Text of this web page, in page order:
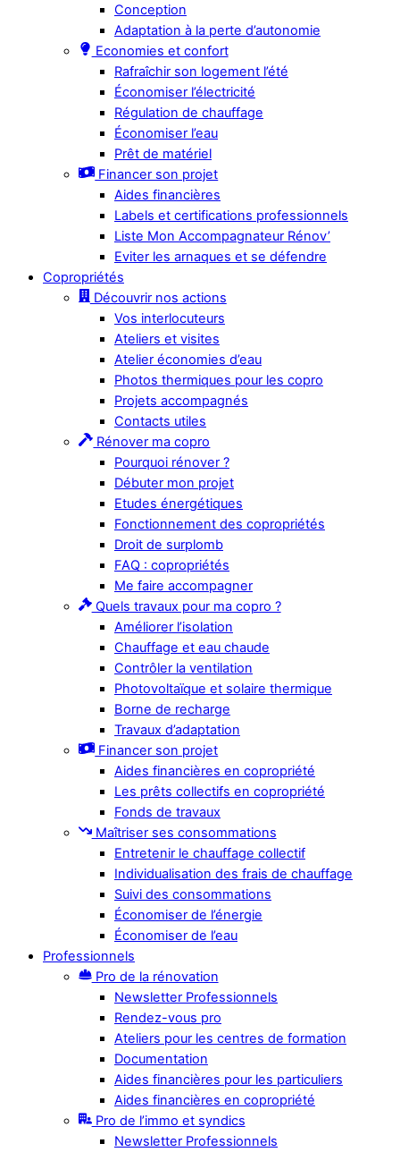
Conception
Adaptation à la perte d’autonomie
Economies et confort
Rafraîchir son logement l’été
Économiser l’électricité
Régulation de chauffage
Économiser l’eau
Prêt de matériel
Financer son projet
Aides financières
Labels et certifications professionnels
Liste Mon Accompagnateur Rénov’
Eviter les arnaques et se défendre
Copropriétés
Découvrir nos actions
Vos interlocuteurs
Ateliers et visites
Atelier économies d’eau
Photos thermiques pour les copro
Projets accompagnés
Contacts utiles
Rénover ma copro
Pourquoi rénover ?
Débuter mon projet
Etudes énergétiques
Fonctionnement des copropriétés
Droit de surplomb
FAQ : copropriétés
Me faire accompagner
Quels travaux pour ma copro ?
Améliorer l’isolation
Chauffage et eau chaude
Contrôler la ventilation
Photovoltaïque et solaire thermique
Borne de recharge
Travaux d’adaptation
Financer son projet
Aides financières en copropriété
Les prêts collectifs en copropriété
Fonds de travaux
Maîtriser ses consommations
Entretenir le chauffage collectif
Individualisation des frais de chauffage
Suivi des consommations
Économiser de l’énergie
Économiser de l’eau
Professionnels
Pro de la rénovation
Newsletter Professionnels
Rendez-vous pro
Ateliers pour les centres de formation
Documentation
Aides financières pour les particuliers
Aides financières en copropriété
Pro de l’immo et syndics
Newsletter Professionnels